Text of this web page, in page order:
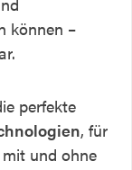
können –
perfekte
, für
und ohne